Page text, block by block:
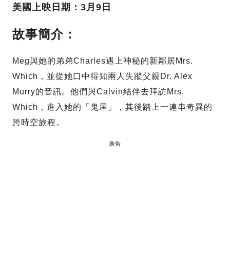
美國上映日期：3月9日
故事簡介：
Meg與她的弟弟Charles遇上神秘的新鄰居Mrs.
Which，並從她口中得知兩人失蹤父親Dr. Alex
Murry的音訊。他們與Calvin結伴去拜訪Mrs.
Which，進入她的「鬼屋」，其後踏上一連串奇異的
跨時空旅程。
廣告